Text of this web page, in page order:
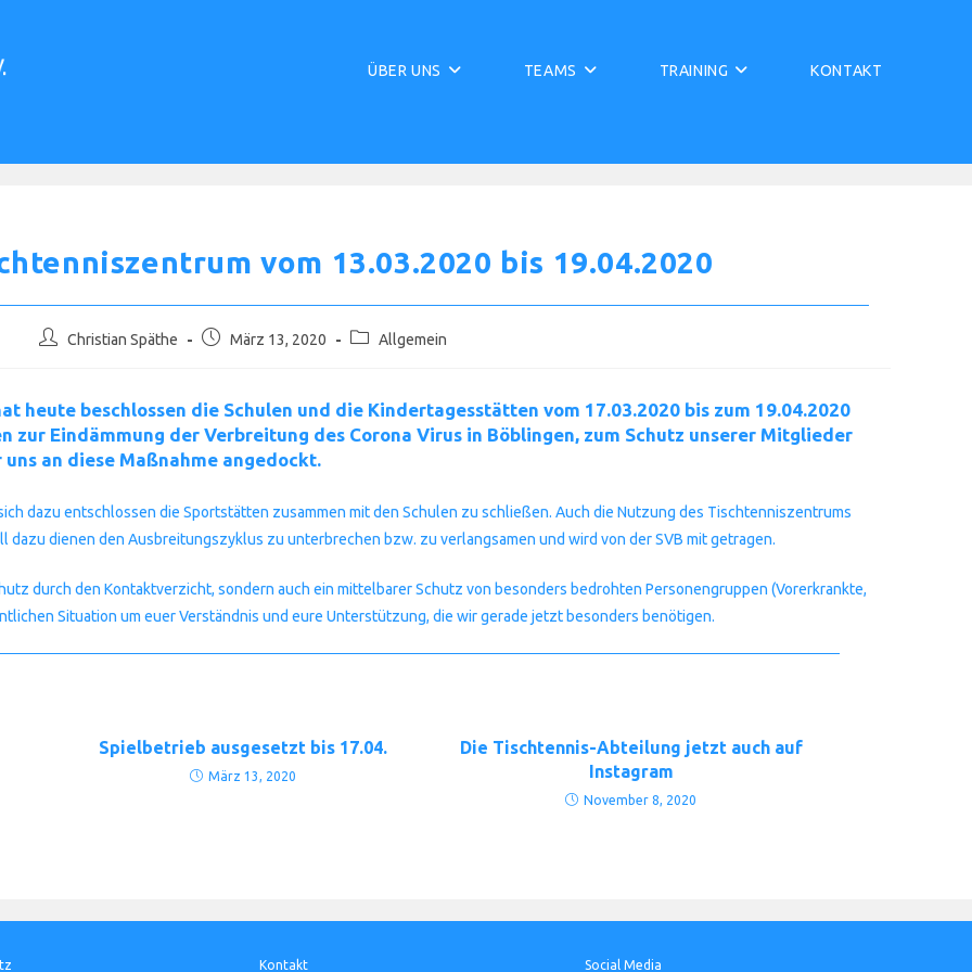
ÜBER UNS TEAMS TRAINING KONTAKT
vom 13.03.2020 bis 19.04.2020
Beitrags-
Christian Späthe
BeitragMärz 13, 2020
Beitrags-
Allgemein
heute beschlossen die Schulen und die Kindertagesstätten vom 17.03.2020 bis zum 19.04.2020
zur Eindämmung der Verbreitung des Corona Virus in Böblingen, zum Schutz unserer Mitglieder
an diese Maßnahme angedockt.
dazu entschlossen die Sportstätten zusammen mit den Schulen zu schließen. Auch die Nutzung des Tischtenniszentrums
dazu dienen den Ausbreitungszyklus zu unterbrechen bzw. zu verlangsamen und wird von der SVB mit getragen.
durch den Kontaktverzicht, sondern auch ein mittelbarer Schutz von besonders bedrohten Personengruppen (Vorerkrankte,
Situation um euer Verständnis und eure Unterstützung, die wir gerade jetzt besonders benötigen.
Spielbetrieb ausgesetzt bis 17.04.
März 13, 2020
Die Tischtennis-Abteilung jetzt auch auf
Instagram
November 8, 2020
Kontakt Social Media